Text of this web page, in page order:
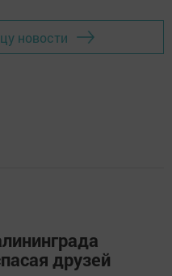
новости
друзей